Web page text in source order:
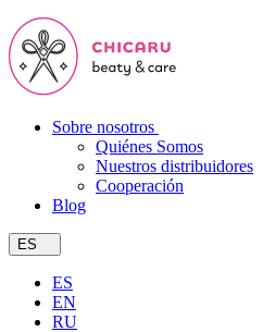
Sobre nosotros
Quiénes Somos
Nuestros distribuidores
Cooperación
Blog
ES
ES
EN
RU